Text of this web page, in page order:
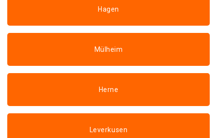
Hagen
Mülheim
Herne
Leverkusen